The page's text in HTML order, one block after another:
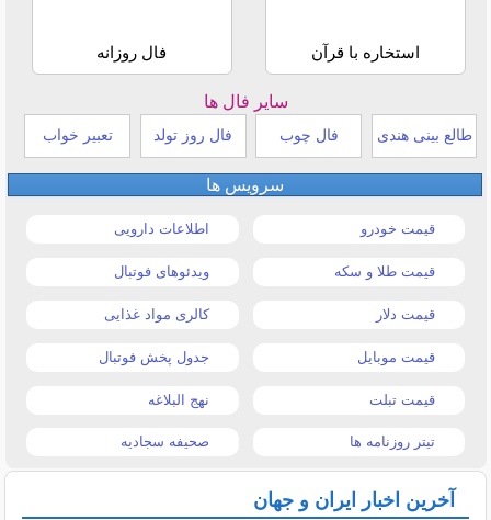
استخاره با قرآن فال روزانه
سایر فال ها
طالع بینی هندی فال چوب فال روز تولد تعبیر خواب
سرویس ها
قیمت خودرو اطلاعات دارویی
قیمت طلا و سکه ویدئوهای فوتبال
قیمت دلار کالری مواد غذایی
قیمت موبایل جدول پخش فوتبال
قیمت تبلت نهج البلاغه
تیتر روزنامه ها صحیفه سجادیه
آخرین اخبار ایران و جهان